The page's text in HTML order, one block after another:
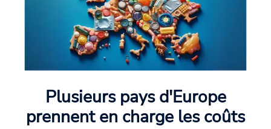
Plusieurs pays d'Europe
prennent en charge les coûts